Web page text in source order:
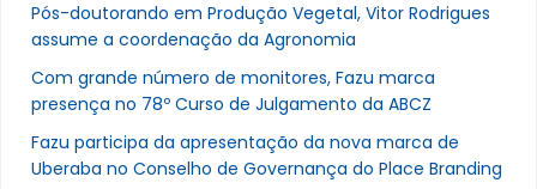
Pós-doutorando em Produção Vegetal, Vitor Rodrigues
assume a coordenação da Agronomia
Com grande número de monitores, Fazu marca
presença no 78º Curso de Julgamento da ABCZ
Fazu participa da apresentação da nova marca de
Uberaba no Conselho de Governança do Place Branding